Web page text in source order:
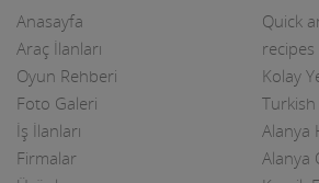
Döşemeciler,Brandacılar
Düğün Nişan Salonları
Anasayfa
Araç İlanları
Oyun Rehberi
Foto Galeri
İş İlanları
Firmalar
Quick
recipes
Kolay
Alanya
Alanya